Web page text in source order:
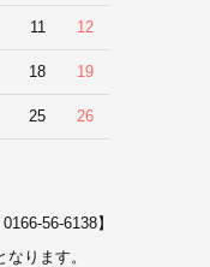
11 12
18 19
25 26
56-6138】
ります。